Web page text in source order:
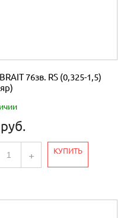
76зв. RS (0,325-1,5)
+ КУПИТЬ